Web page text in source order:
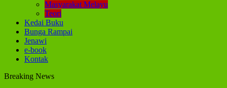
Masyarakat Melayu
Teori
Kedai Buku
Bunga Rampai
Jenawi
e-book
Kontak
Breaking News